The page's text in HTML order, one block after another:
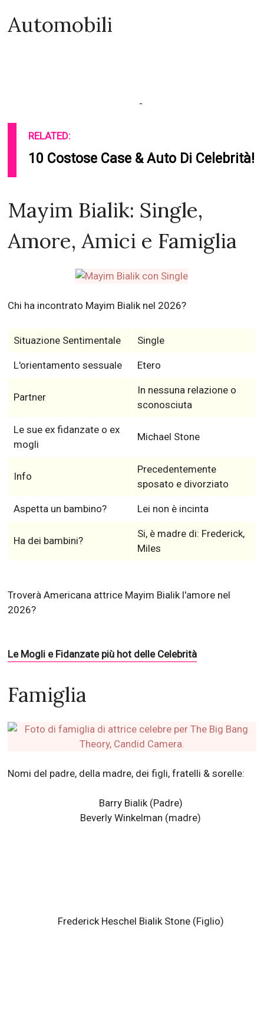
Automobili
-
10 Costose Case & Auto Di Celebrità!
Mayim Bialik: Single,
Amore, Amici e Famiglia
Chi ha incontrato Mayim Bialik nel 2026?
Situazione Sentimentale Single
L'orientamento sessuale Etero
Partner
In nessuna relazione o
sconosciuta
Aspetta un bambino? Lei non è incinta
Troverà Americana attrice Mayim Bialik l'amore nel
Le Mogli e Fidanzate più hot delle Celebrità
Nomi del padre, della madre, dei figli, fratelli & sorelle: